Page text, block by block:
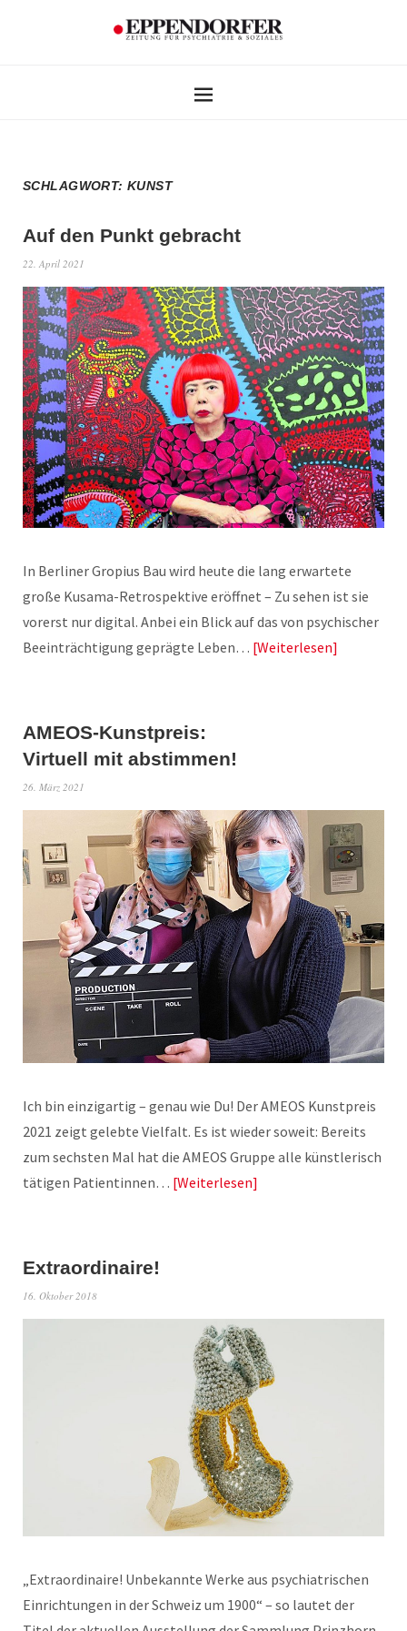
SCHLAGWORT:KUNST
Auf den Punkt gebracht
22. April 2021
In Berliner Gropius Bau wird heute die lang erwartete
große Kusama-Retrospektive eröffnet – Zu sehen ist sie
vorerst nur digital. Anbei ein Blick auf das von psychischer
Beeinträchtigung geprägte Leben… Weiterlesen
AMEOS-Kunstpreis:
Virtuell mit abstimmen!
26. März 2021
Ich bin einzigartig – genau wie Du! Der AMEOS Kunstpreis
2021 zeigt gelebte Vielfalt. Es ist wieder soweit: Bereits
zum sechsten Mal hat die AMEOS Gruppe alle künstlerisch
tätigen Patientinnen… Weiterlesen
Extraordinaire!
16. Oktober 2018
„Extraordinaire! Unbekannte Werke aus psychiatrischen
Einrichtungen in der Schweiz um 1900“ – so lautet der